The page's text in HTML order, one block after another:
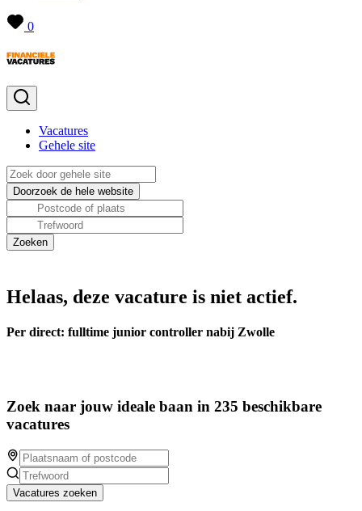
0
Vacatures
Gehele site
Helaas, deze vacature is niet actief.
Per direct: fulltime junior controller nabij Zwolle
Zoek naar jouw ideale baan in 235 beschikbare
vacatures
Vacatures zoeken